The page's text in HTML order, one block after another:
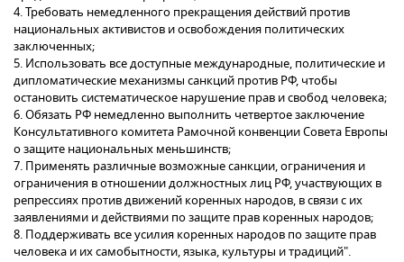
4. Требовать немедленного прекращения действий против
национальных активистов и освобождения политических
заключенных;
5. Использовать все доступные международные, политические и
дипломатические механизмы санкций против РФ, чтобы
остановить систематическое нарушение прав и свобод человека;
6. Обязать РФ немедленно выполнить четвертое заключение
Консультативного комитета Рамочной конвенции Совета Европы
о защите национальных меньшинств;
7. Применять различные возможные санкции, ограничения и
ограничения в отношении должностных лиц РФ, участвующих в
репрессиях против движений коренных народов, в связи с их
заявлениями и действиями по защите прав коренных народов;
8. Поддерживать все усилия коренных народов по защите прав
человека и их самобытности, языка, культуры и традиций".